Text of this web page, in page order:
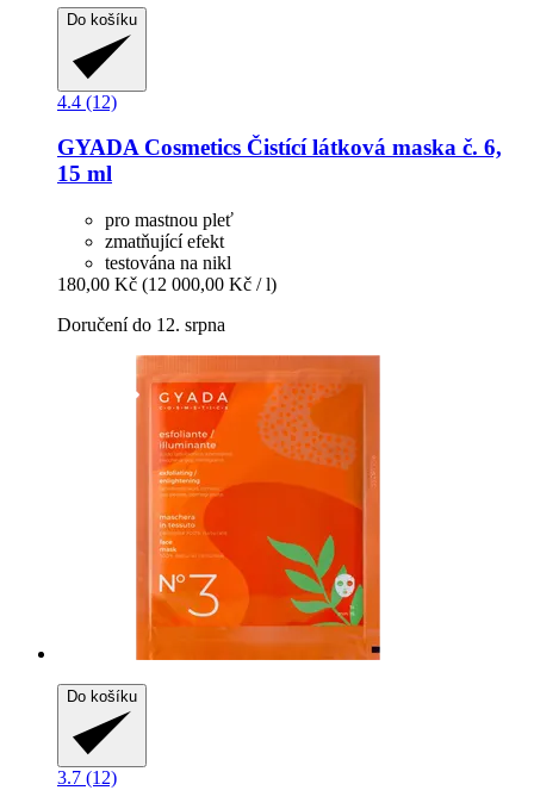
Do košíku
4.4 (12)
GYADA Cosmetics Čistící látková maska č. 6,
15 ml
pro mastnou pleť
zmatňující efekt
testována na nikl
180,00 Kč (12 000,00 Kč / l)
Doručení do 12. srpna
Do košíku
3.7 (12)